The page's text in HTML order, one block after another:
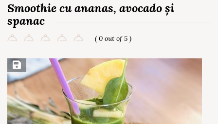
Smoothie cu ananas, avocado și
spanac
( 0 out of 5 )
Save Recipe